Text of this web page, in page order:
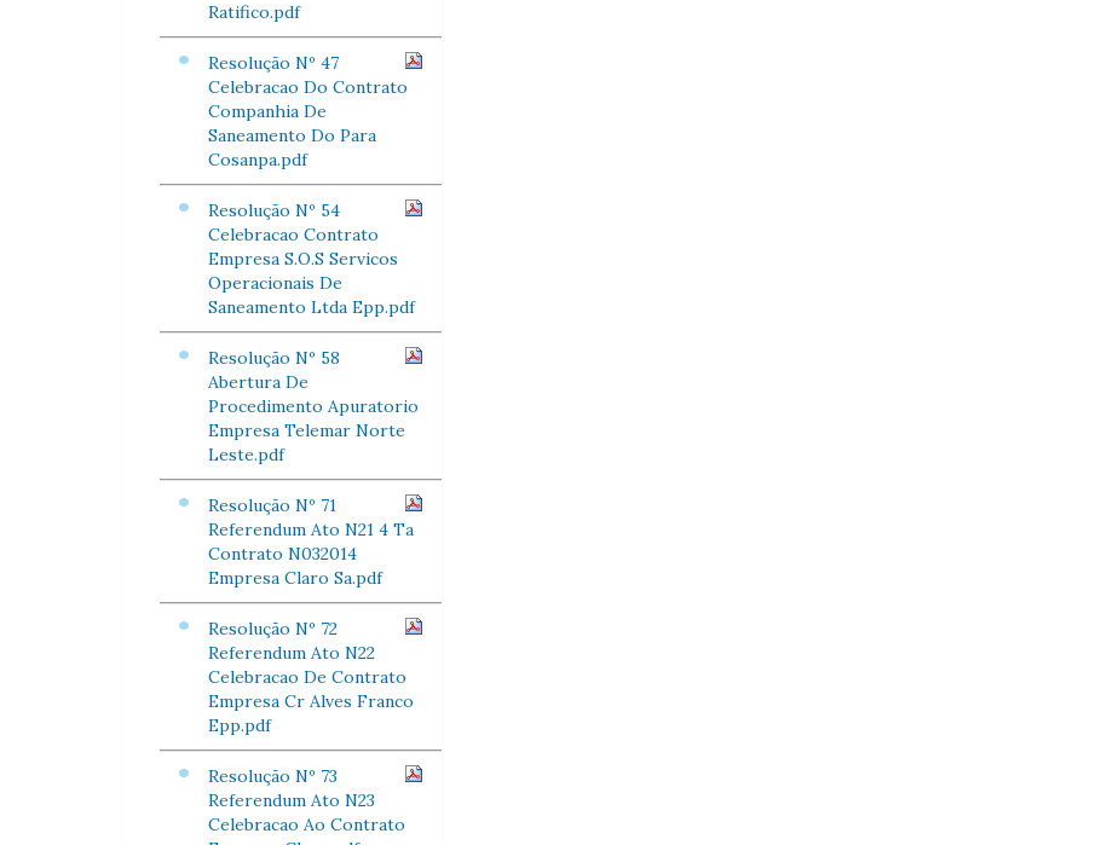
Ratifico.pdf
Resolução Nº 47
Celebracao Do Contrato
Companhia De
Saneamento Do Para
Cosanpa.pdf
Resolução Nº 54
Celebracao Contrato
Empresa S.O.S Servicos
Operacionais De
Saneamento Ltda Epp.pdf
Resolução Nº 58
Abertura De
Procedimento Apuratorio
Empresa Telemar Norte
Leste.pdf
Resolução Nº 71
Referendum Ato N21 4 Ta
Contrato N032014
Empresa Claro Sa.pdf
Resolução Nº 72
Referendum Ato N22
Celebracao De Contrato
Empresa Cr Alves Franco
Epp.pdf
Resolução Nº 73
Referendum Ato N23
Celebracao Ao Contrato